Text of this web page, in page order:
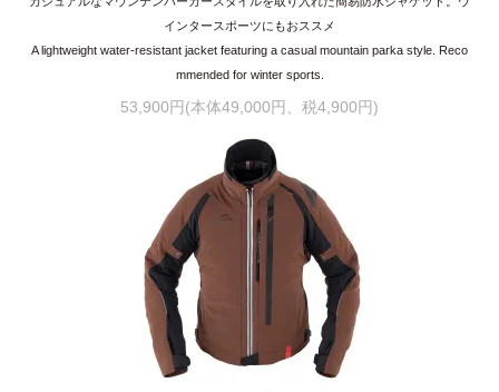
インタースポーツにもおススメ
A lightweight water-resistant jacket featuring a casual mountain parka style. Reco
mmended for winter sports.
53,900円(本体49,000円、税4,900円)